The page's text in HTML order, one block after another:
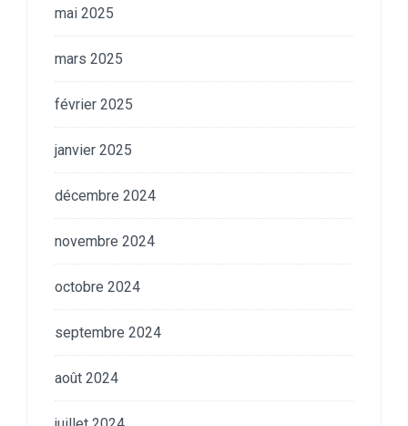
mai 2025
mars 2025
février 2025
janvier 2025
décembre 2024
novembre 2024
octobre 2024
septembre 2024
août 2024